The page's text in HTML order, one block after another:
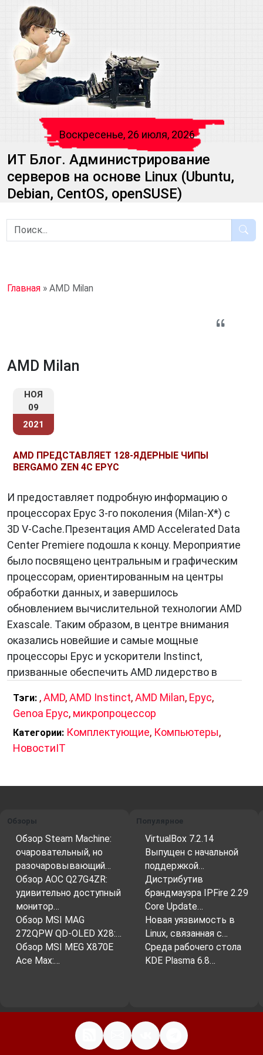
Воскресенье, 26 июля, 2026
ИТ Блог. Администрирование
серверов на основе Linux (Ubuntu,
Debian, CentOS, openSUSE)
Главная » AMD Milan
AMD Milan
НОЯ
09
2021
AMD ПРЕДСТАВЛЯЕТ 128-ЯДЕРНЫЕ ЧИПЫ
BERGAMO ZEN 4C EPYC
И предоставляет подробную информацию о
процессорах Epyc 3-го поколения (Milan-X*) с
3D V-Cache.Презентация AMD Accelerated Data
Center Premiere подошла к концу. Мероприятие
было посвящено центральным и графическим
процессорам, ориентированным на центры
обработки данных, и завершилось
обновлением вычислительной технологии AMD
Exascale. Таким образом, в центре внимания
оказались новейшие и самые мощные
процессоры Epyc и ускорители Instinct,
призванные обеспечить AMD лидерство в
Тэги: ,AMD,AMD Instinct,AMD Milan, Epyc,
Genoa Epyc, микропроцессор
Категории: Комплектующие, Компьютеры,
НовостиIT
Обзоры
Обзор Steam Machine:
очаровательный, но
разочаровывающий…
Обзор AOC Q27G4ZR:
удивительно доступный
монитор…
Обзор MSI MAG
272QPW QD-OLED X28:…
Обзор MSI MEG X870E
Ace Max:…
Популярное
VirtualBox 7.2.14
Выпущен с начальной
поддержкой…
Дистрибутив
брандмауэра IPFire 2.29
Core Update…
Новая уязвимость в
Linux, связанная с…
Среда рабочего стола
KDE Plasma 6.8…